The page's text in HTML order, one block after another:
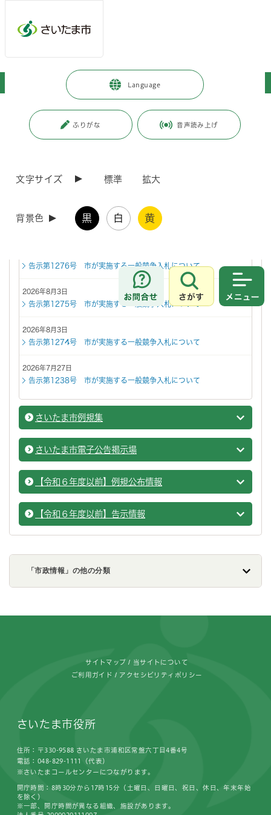
Language
ふりがな 音声読み上げ
文字サイズ 標準 拡大
背景色 黒 白 黄
お問合せ
さがす
市政情報 例規集・告示情報
例規集・告示情報
2026年8月3日
告示第1277号 市が実施する一般競争入札について
告示第1276号 市が実施する一般競争入札について
2026年8月3日
告示第1275号 市が実施する一般競争入札について
2026年8月3日
告示第1274号 市が実施する一般競争入札について
2026年7月27日
告示第1238号 市が実施する一般競争入札について
さいたま市例規集
例規集
さいたま市電子公告掲示場
さいた
【令和６年度以前】例規公布情報
例規集
【令和６年度以前】告示情報
例規集
「市政情報」の他の分類
サイトマップ 当サイトについて
ご利用ガイド アクセシビリティポリシー
さいたま市役所
住所：〒330-9588 さいたま市浦和区常盤六丁目4番4号
電話：048-829-1111（代表）
※さいたまコールセンターにつながります。
開庁時間：8時30分から17時15分（土曜日、日曜日、祝日、休日、年末年始
を除く）
※一部、開庁時間が異なる組織、施設があります。